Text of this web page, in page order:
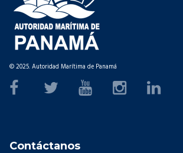
© 2025. Autoridad Marítima de Panamá
Contáctanos